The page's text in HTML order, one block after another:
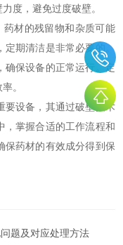
度，避免过度破壁。
材的残留物和杂质可能
定期清洁是非常必要的。
确保设备的正常运行。定
。
设备，其通过破壁技术
，掌握合适的工作流程和
保药材的有效成分得到保
题及对应处理方法